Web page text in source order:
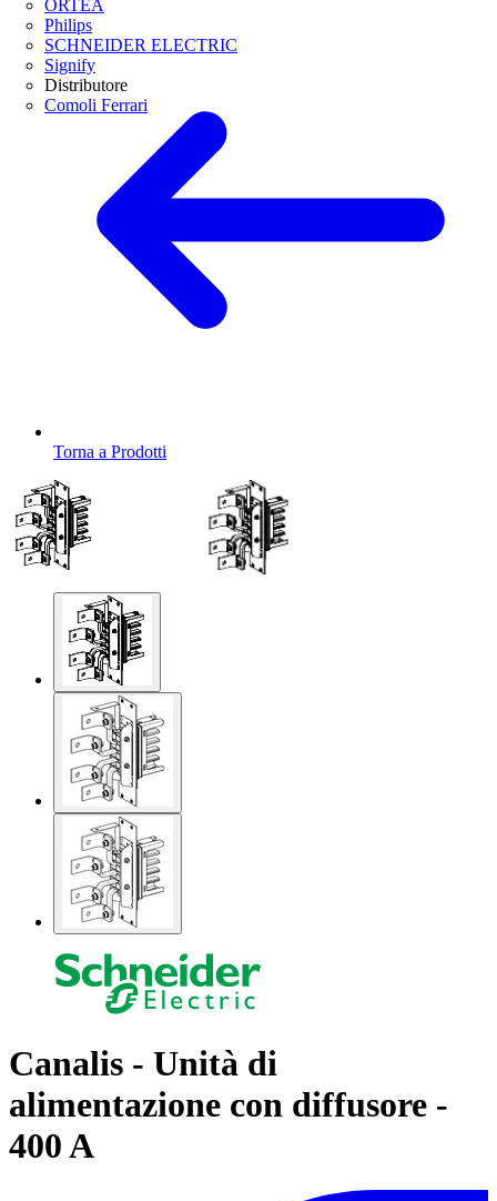
ORTEA
Philips
SCHNEIDER ELECTRIC
Signify
Distributore
Comoli Ferrari
Torna a Prodotti
Canalis - Unità di
alimentazione con diffusore -
400 A